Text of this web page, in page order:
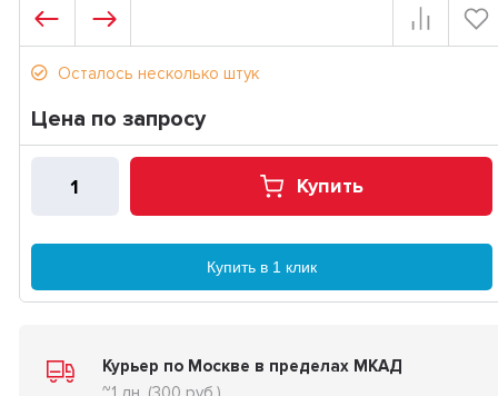
Осталось несколько штук
Цена по запросу
Купить
Купить в 1 клик
Курьер по Москве в пределах МКАД